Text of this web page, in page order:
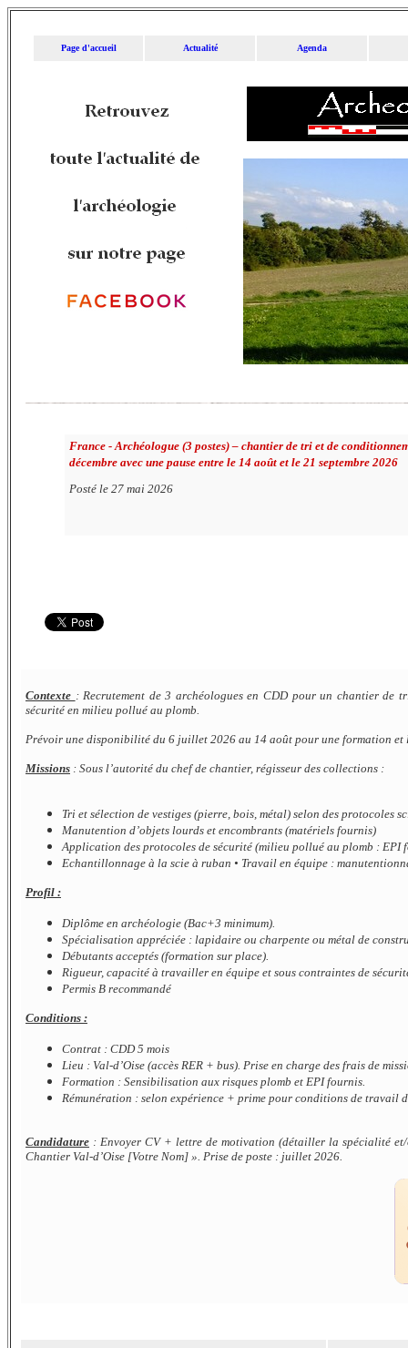
Page d'accueil Actualité Agenda
France -Archéologue (3 postes) – chantier de tri et de
décembre avec une pause entre le 14 août et le 21 septembre 2026
Posté le 27 mai 2026
Contexte : Recrutement de 3 archéologues en CDD pour un chantier de
sécurité en milieu pollué au plomb.
Prévoir une disponibilité du 6 juillet 2026 au 14 août pour une formation et
Missions : Sous l’autorité du chef de chantier, régisseur des collections :
Tri et sélection de vestiges (pierre, bois, métal) selon des
Manutention d’objets lourds et encombrants (matériels fournis)
Application des protocoles de sécurité (milieu pollué au plomb : EPI
Echantillonnage à la scie à ruban • Travail en équipe :
Profil :
Diplôme en archéologie (Bac+3 minimum).
Spécialisation appréciée : lapidaire ou charpente ou métal de
Débutants acceptés (formation sur place).
Rigueur, capacité à travailler en équipe et sous contraintes de
Permis B recommandé
Conditions :
Contrat : CDD 5 mois
Lieu : Val-d’Oise (accès RER + bus). Prise en charge des frais de
Formation : Sensibilisation aux risques plomb et EPI fournis.
Rémunération : selon expérience + prime pour conditions de travail
Candidature : Envoyer CV + lettre de motivation (détailler la spécialité
Chantier Val-d’Oise [Votre Nom] ». Prise de poste : juillet 2026.